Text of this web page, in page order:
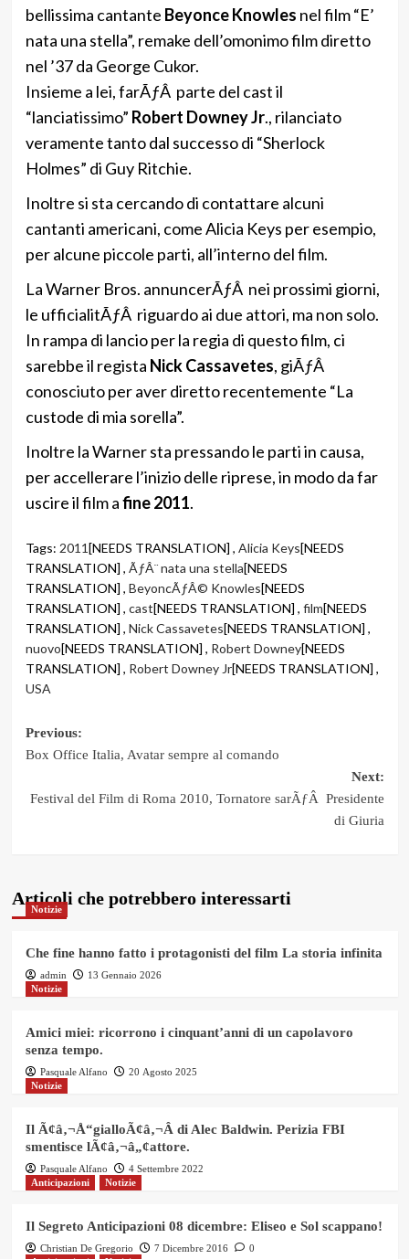
bellissima cantante Beyonce Knowles nel film “E’
nata una stella”, remake dell’omonimo film diretto
nel ’37 da George Cukor.
Insieme a lei, farÃƒÂ parte del cast il
“lanciatissimo” Robert Downey Jr., rilanciato
veramente tanto dal successo di “Sherlock
Holmes” di Guy Ritchie.
Inoltre si sta cercando di contattare alcuni
cantanti americani, come Alicia Keys per esempio,
per alcune piccole parti, all’interno del film.
La Warner Bros. annuncerÃƒÂ nei prossimi giorni,
le ufficialitÃƒÂ riguardo ai due attori, ma non solo.
In rampa di lancio per la regia di questo film, ci
sarebbe il regista Nick Cassavetes, giÃƒÂ
conosciuto per aver diretto recentemente “La
custode di mia sorella”.
Inoltre la Warner sta pressando le parti in causa,
per accellerare l’inizio delle riprese, in modo da far
uscire il film afine 2011.
Tags: 2011[NEEDS TRANSLATION] , Alicia Keys[NEEDS
TRANSLATION] , ÃƒÂ¨ nata una stella[NEEDS
TRANSLATION] , BeyoncÃƒÂ© Knowles[NEEDS
TRANSLATION] , cast[NEEDS TRANSLATION] , film[NEEDS
TRANSLATION] , Nick Cassavetes[NEEDS TRANSLATION] ,
nuovo[NEEDS TRANSLATION] , Robert Downey[NEEDS
TRANSLATION] , Robert Downey Jr[NEEDS TRANSLATION] ,
USA
Post
Previous:
Box Office Italia, Avatar sempre al comando
Next:
Festival del Film di Roma 2010, Tornatore sarÃƒÂ Presidente
di Giuria
Articoli che potrebbero interessarti
Notizie
Che fine hanno fatto i protagonisti del film La storia infinita
admin
13 Gennaio 2026
Notizie
Amici miei: ricorrono i cinquant’anni di un capolavoro
senza tempo.
Pasquale Alfano
20 Agosto 2025
Notizie
Il Ã¢â‚¬Å“gialloÃ¢â‚¬Â di Alec Baldwin. Perizia FBI
smentisce lÃ¢â‚¬â„¢attore.
Pasquale Alfano
4 Settembre 2022
Anticipazioni
Notizie
Il Segreto Anticipazioni 08 dicembre: Eliseo e Sol scappano!
Christian De Gregorio 7 Dicembre 2016
0